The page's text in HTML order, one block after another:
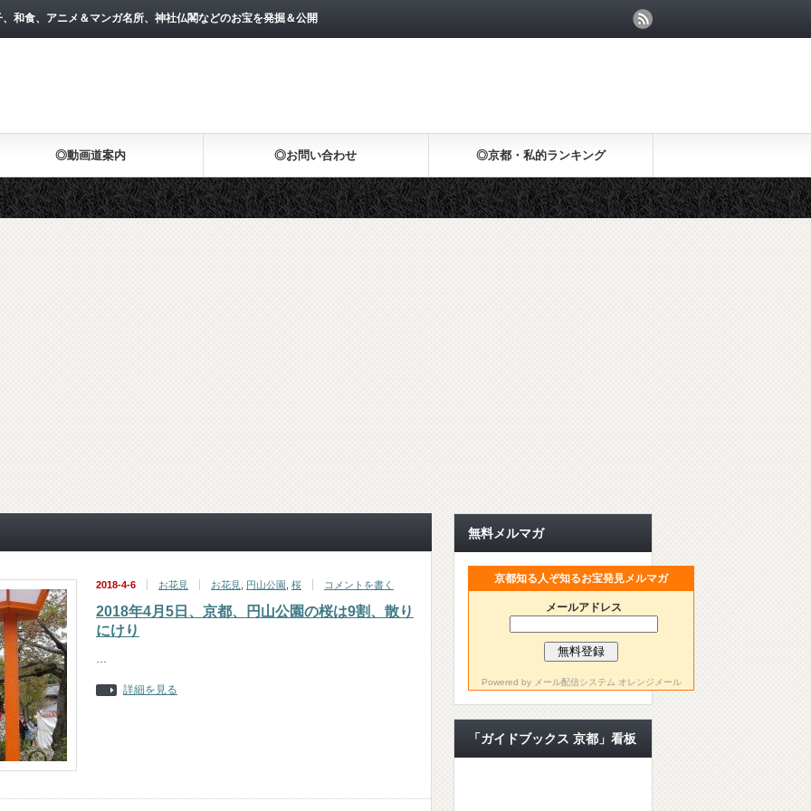
和食、アニメ＆マンガ名所、神社仏閣などのお宝を発掘＆公開
◎動画道案内 ◎お問い合わせ ◎京都・私的ランキング
2018-4-6 お花見 お花見 円山公園 桜 コメントを書く
2018年4月5日、京都、円山公園の桜は9割、散り
にけり
…
詳細を見る
無料メルマガ
京都知る人ぞ知るお宝発見メルマガ
メールアドレス
Powered by メール配信システム オレンジメール
「ガイドブックス 京都」看板